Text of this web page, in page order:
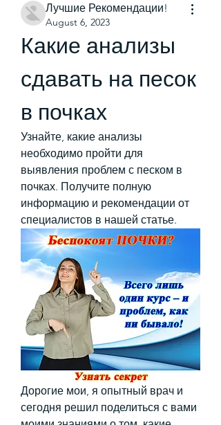
Лучшие Рекомендации!
August 6, 2023
Какие анализы
сдавать на песок
в почках
Узнайте, какие анализы
необходимо пройти для
выявления проблем с песком в
почках. Получите полную
информацию и рекомендации от
специалистов в нашей статье.
Дорогие мои, я опытный врач и
сегодня решил поделиться с вами